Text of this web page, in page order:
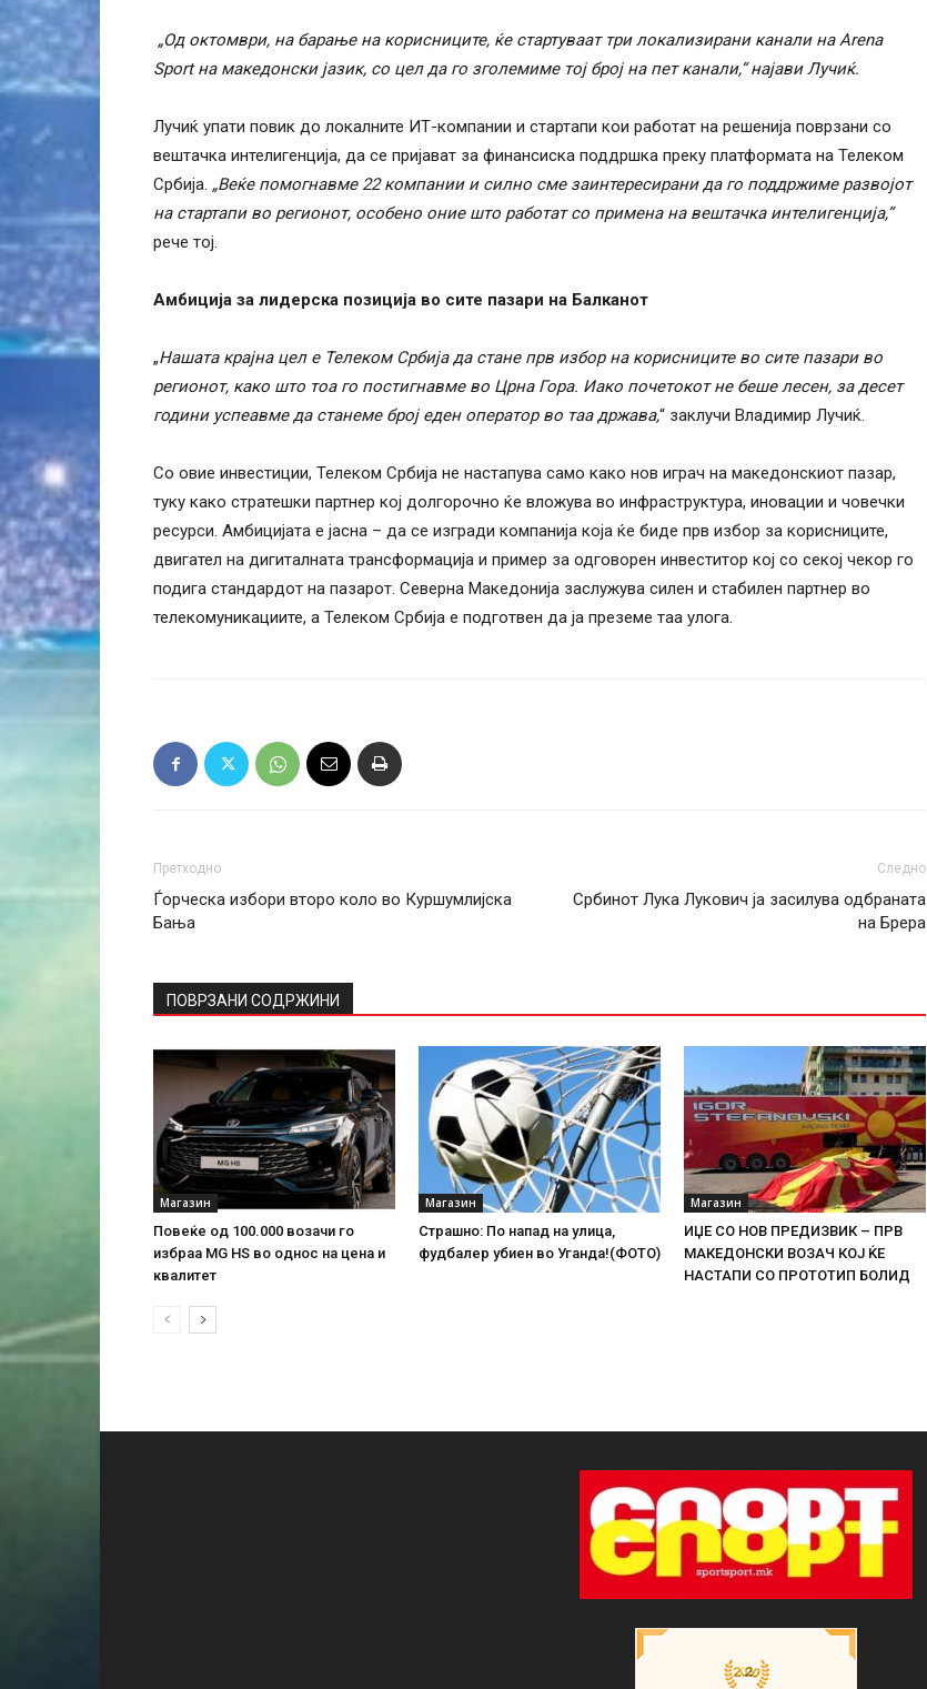
„Од октомври, на барање на корисниците, ќе стартуваат три локализирани канали на Arena
Sport на македонски јазик, со цел да го зголемиме тој број на пет канали,“ најави Лучиќ.
Лучиќ упати повик до локалните ИТ-компании и стартапи кои работат на решенија поврзани со
вештачка интелигенција, да се пријават за финансиска поддршка преку платформата на Телеком
Србија. „Веќе помогнавме 22 компании и силно сме заинтересирани да го поддржиме развојот
на стартапи во регионот, особено оние што работат со примена на вештачка интелигенција,“
рече тој.
Амбиција за лидерска позиција во сите пазари на Балканот
„Нашата крајна цел е Телеком Србија да стане прв избор на корисниците во сите пазари во
регионот, како што тоа го постигнавме во Црна Гора. Иако почетокот не беше лесен, за десет
години успеавме да станеме број еден оператор во таа држава,“ заклучи Владимир Лучиќ.
Со овие инвестиции, Телеком Србија не настапува само како нов играч на македонскиот пазар,
туку како стратешки партнер кој долгорочно ќе вложува во инфраструктура, иновации и човечки
ресурси. Амбицијата е јасна – да се изгради компанија која ќе биде прв избор за корисниците,
двигател на дигиталната трансформација и пример за одговорен инвеститор кој со секој чекор го
подига стандардот на пазарот. Северна Македонија заслужува силен и стабилен партнер во
телекомуникациите, а Телеком Србија е подготвен да ја преземе таа улога.
Претходно
Ѓорческа избори второ коло во Куршумлијска
Бања
Следно
Србинот Лука Лукович ја засилува одбраната
на Брера
ПОВРЗАНИ СОДРЖИНИ
Магазин
Повеќе од 100.000 возачи го
избраа MG HS во однос на цена и
квалитет
Магазин
Страшно: По напад на улица,
фудбалер убиен во Уганда!(ФОТО)
Магазин
ИЏЕ СО НОВ ПРЕДИЗВИК – ПРВ
МАКЕДОНСКИ ВОЗАЧ КОЈ ЌЕ
НАСТАПИ СО ПРОТОТИП БОЛИД